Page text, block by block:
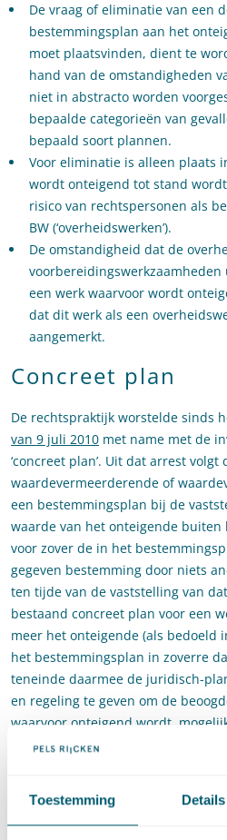
Toestemming Details
De vraag of eliminatie van een
bestemmingsplan aan het
moet plaatsvinden, dient te
hand van de omstandigheden
niet in abstracto worden
bepaalde categorieën van
bepaald soort plannen.
Voor eliminatie is alleen plaats
wordt onteigend tot stand
risico van rechtspersonen als
BW (‘overheidswerken’).
De omstandigheid dat de
een werk waarvoor wordt
dat dit werk als een
aangemerkt.
Concreet plan
De rechtspraktijk worstelde sinds
van 9 juli 2010 met name met de
‘concreet plan’. Uit dat arrest volgt
waardevermeerderende of
een bestemmingsplan bij de
waarde van het onteigende
voor zover de in het
gegeven bestemming door niets
ten tijde van de vaststelling van
bestaand concreet plan voor een
meer het onteigende (als bedoeld
het bestemmingsplan in zoverre
teneinde daarmee de juridisch-
en regeling te geven om de
waarvoor onteigend wordt,
Dit arrest leek een wijziging ten
was dat de bestemming is
Rijk. In diverse procedures werden